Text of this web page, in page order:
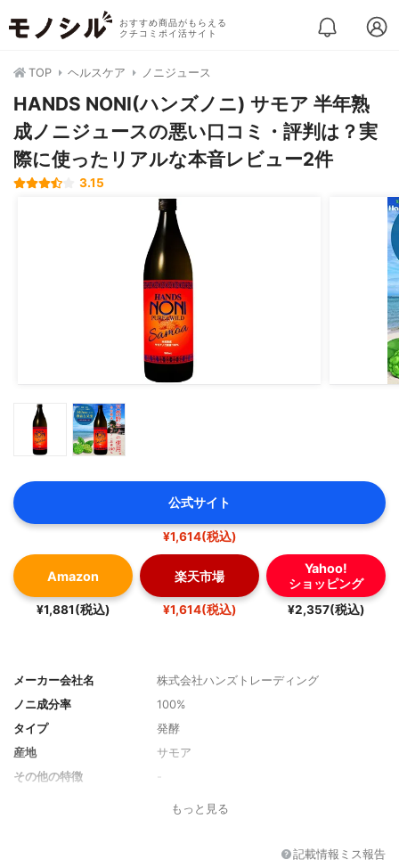
おすすめ商品がもらえる
クチコミポイ活サイト
TOP ヘルスケア ノニジュース
HANDS NONI(ハンズノニ) サモア 半年熟
成ノニジュースの悪い口コミ・評判は？実
際に使ったリアルな本音レビュー2件
3.15
公式サイト
¥1,614(税込)
Amazon
¥1,881(税込)
楽天市場
¥1,614(税込)
Yahoo!
ショッピング
¥2,357(税込)
メーカー会社名
株式会社ハンズトレーディング
ノニ成分率
100%
タイプ
発酵
産地
サモア
その他の特徴
もっと見る
記載情報ミス報告